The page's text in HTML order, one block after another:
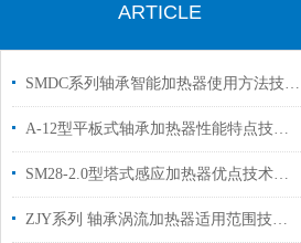
ARTICLE
SMDC系列轴承智能加热器使用方法技术参数
A-12型平板式轴承加热器性能特点技术参数
SM28-2.0型塔式感应加热器优点技术参数
ZJY系列 轴承涡流加热器适用范围技术参数